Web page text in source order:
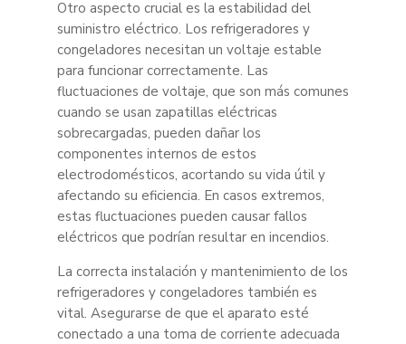
Otro aspecto crucial es la estabilidad del
suministro eléctrico. Los refrigeradores y
congeladores necesitan un voltaje estable
para funcionar correctamente. Las
fluctuaciones de voltaje, que son más comunes
cuando se usan zapatillas eléctricas
sobrecargadas, pueden dañar los
componentes internos de estos
electrodomésticos, acortando su vida útil y
afectando su eficiencia. En casos extremos,
estas fluctuaciones pueden causar fallos
eléctricos que podrían resultar en incendios.
La correcta instalación y mantenimiento de los
refrigeradores y congeladores también es
vital. Asegurarse de que el aparato esté
conectado a una toma de corriente adecuada